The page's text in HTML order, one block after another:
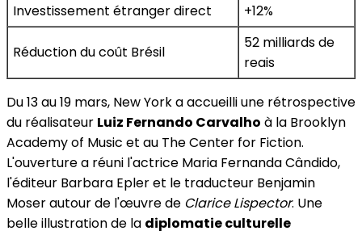
Investissement étranger direct
+12%
Réduction du coût Brésil
52 milliards de
reais
Du 13 au 19 mars, New York a accueilli une rétrospective
du réalisateur Luiz Fernando Carvalho à la Brooklyn
Academy of Music et au The Center for Fiction.
L'ouverture a réuni l'actrice Maria Fernanda Cândido,
l'éditeur Barbara Epler et le traducteur Benjamin
Moser autour de l'œuvre de Clarice Lispector. Une
belle illustration de la diplomatie culturelle